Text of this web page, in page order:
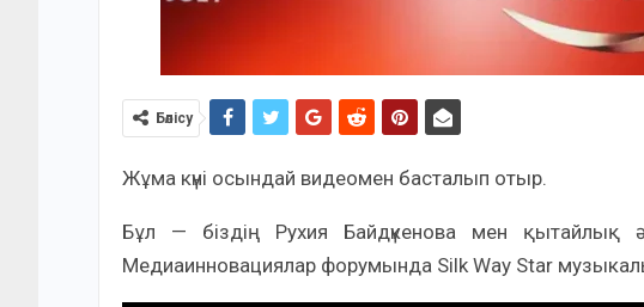
Бөлісу
Жұма күні осындай видеомен басталып отыр.
Бұл — біздің Рухия Байдүкенова мен
Медиаинновациялар форумында Silk Way Star